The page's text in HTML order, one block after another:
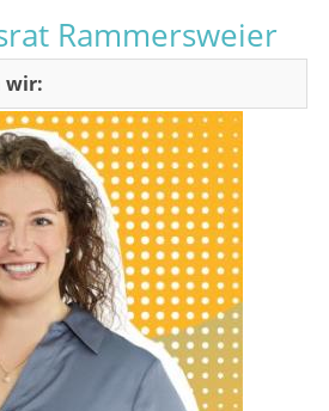
Rammersweier
wir: